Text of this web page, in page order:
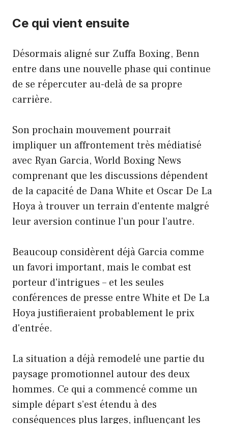
Ce qui vient ensuite
Désormais aligné sur Zuffa Boxing, Benn
entre dans une nouvelle phase qui continue
de se répercuter au-delà de sa propre
carrière.
Son prochain mouvement pourrait
impliquer un affrontement très médiatisé
avec Ryan Garcia, World Boxing News
comprenant que les discussions dépendent
de la capacité de Dana White et Oscar De La
Hoya à trouver un terrain d'entente malgré
leur aversion continue l'un pour l'autre.
Beaucoup considèrent déjà Garcia comme
un favori important, mais le combat est
porteur d'intrigues – et les seules
conférences de presse entre White et De La
Hoya justifieraient probablement le prix
d'entrée.
La situation a déjà remodelé une partie du
paysage promotionnel autour des deux
hommes. Ce qui a commencé comme un
simple départ s’est étendu à des
conséquences plus larges, influençant les